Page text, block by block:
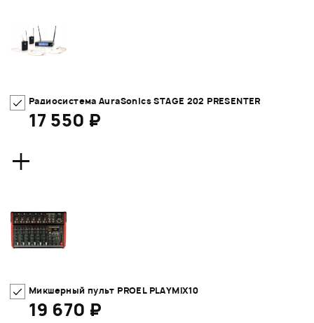
Радиосистема AuraSonics STAGE 202 PRESENTER
17 550 ₽
+
Микшерный пульт PROEL PLAYMIX10
19 670 ₽